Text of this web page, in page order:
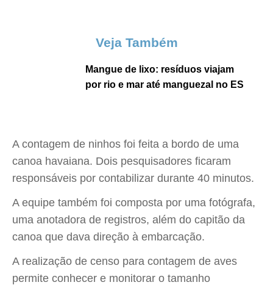
Veja Também
Mangue de lixo: resíduos viajam
por rio e mar até manguezal no ES
A contagem de ninhos foi feita a bordo de uma
canoa havaiana. Dois pesquisadores ficaram
responsáveis por contabilizar durante 40 minutos.
A equipe também foi composta por uma fotógrafa,
uma anotadora de registros, além do capitão da
canoa que dava direção à embarcação.
A realização de censo para contagem de aves
permite conhecer e monitorar o tamanho